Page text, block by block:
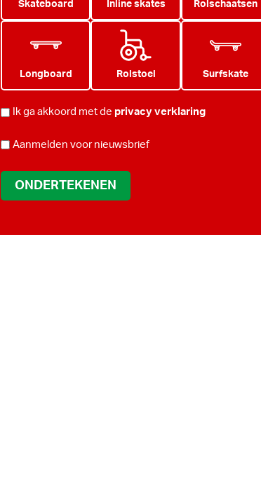
Skateboard Inline skates Rolschaatsen
Longboard Rolstoel Surfskate
PRIVACY
Ik ga akkoord met de privacy verklaring
NIEUWSBRIEF
Aanmelden voor nieuwsbrief